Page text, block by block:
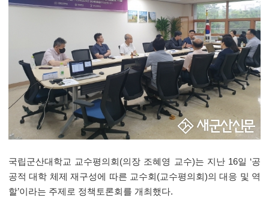
국립군산대학교 교수평의회 (의장 조혜영 교수)는 지난 16일 ‘공
공적 대학 체제 재구성에 따른 교수회 (교수평의회 )의 대응 및 역
할’이라는 주제로 정책토론회를 개최했다.